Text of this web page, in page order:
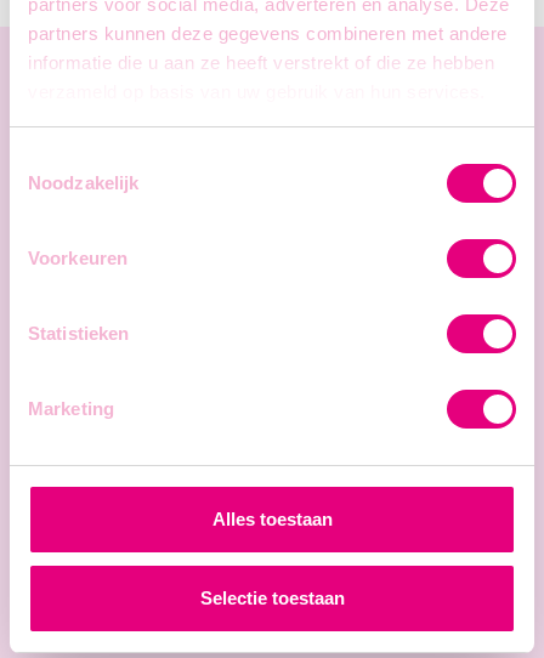
partners voor social media, adverteren en analyse. Deze
partners kunnen deze gegevens combineren met andere
informatie die u aan ze heeft verstrekt of die ze hebben
Noodzakelijk
Voorkeuren
Statistieken
Marketing
Alles toestaan
Selectie toestaan